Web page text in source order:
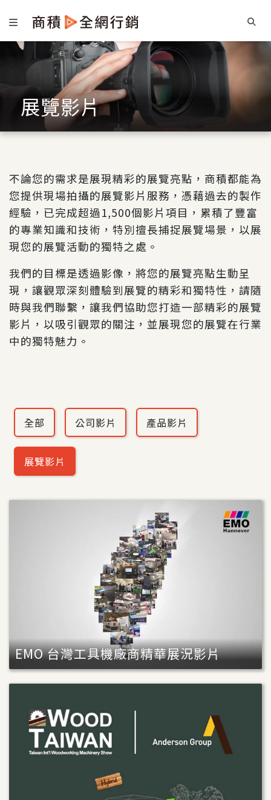
展覽影片
不論您的需求是展現精彩的展覽亮點，商積都能為
您提供現場拍攝的展覽影片服務，憑藉過去的製作
經驗，已完成超過1,500個影片項目，累積了豐富
的專業知識和技術，特別擅長捕捉展覽場景，以展
現您的展覽活動的獨特之處。
我們的目標是透過影像，將您的展覽亮點生動呈
現，讓觀眾深刻體驗到展覽的精彩和獨特性，請隨
時與我們聯繫，讓我們協助您打造一部精彩的展覽
影片，以吸引觀眾的關注，並展現您的展覽在行業
中的獨特魅力。
全部 公司影片 產品影片
展覽影片
EMO 台灣工具機廠商精華展況影片